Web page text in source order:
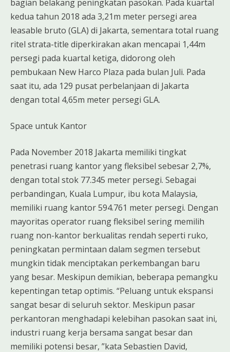
bagian belakang peningkatan pasokan. Pada kuartal
kedua tahun 2018 ada 3,21m meter persegi area
leasable bruto (GLA) di Jakarta, sementara total ruang
ritel strata-title diperkirakan akan mencapai 1,44m
persegi pada kuartal ketiga, didorong oleh
pembukaan New Harco Plaza pada bulan Juli. Pada
saat itu, ada 129 pusat perbelanjaan di Jakarta
dengan total 4,65m meter persegi GLA.
Space untuk Kantor
Pada November 2018 Jakarta memiliki tingkat
penetrasi ruang kantor yang fleksibel sebesar 2,7%,
dengan total stok 77.345 meter persegi. Sebagai
perbandingan, Kuala Lumpur, ibu kota Malaysia,
memiliki ruang kantor 594.761 meter persegi. Dengan
mayoritas operator ruang fleksibel sering memilih
ruang non-kantor berkualitas rendah seperti ruko,
peningkatan permintaan dalam segmen tersebut
mungkin tidak menciptakan perkembangan baru
yang besar. Meskipun demikian, beberapa pemangku
kepentingan tetap optimis. “Peluang untuk ekspansi
sangat besar di seluruh sektor. Meskipun pasar
perkantoran menghadapi kelebihan pasokan saat ini,
industri ruang kerja bersama sangat besar dan
memiliki potensi besar, ”kata Sebastien David,